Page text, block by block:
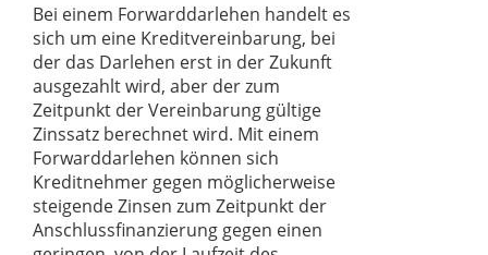
Bei einem Forwarddarlehen handelt es
sich um eine Kreditvereinbarung, bei
der das Darlehen erst in der Zukunft
ausgezahlt wird, aber der zum
Zeitpunkt der Vereinbarung gültige
Zinssatz berechnet wird. Mit einem
Forwarddarlehen können sich
Kreditnehmer gegen möglicherweise
steigende Zinsen zum Zeitpunkt der
Anschlussfinanzierung gegen einen